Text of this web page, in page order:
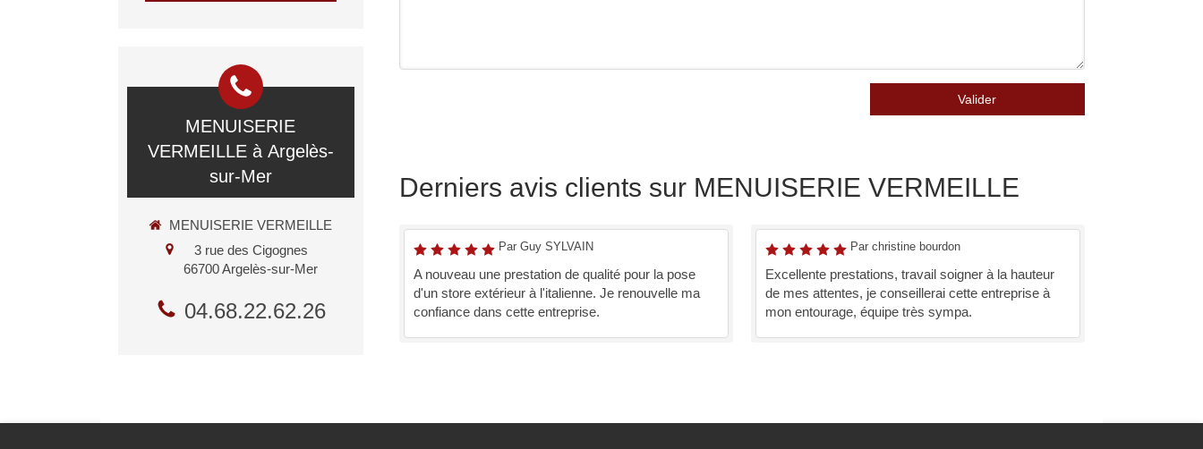
Valider
Derniers avis clients sur MENUISERIE VERMEILLE
Par Guy SYLVAIN
A nouveau une prestation de qualité pour la pose
d'un store extérieur à l'italienne. Je renouvelle ma
confiance dans cette entreprise.
Par christine bourdon
Excellente prestations, travail soigner à la hauteur
de mes attentes, je conseillerai cette entreprise à
mon entourage, équipe très sympa.
MENUISERIE
VERMEILLE à Argelès-
sur-Mer
MENUISERIE VERMEILLE
3 rue des Cigognes
66700Argelès-sur-Mer
04.68.22.62.26